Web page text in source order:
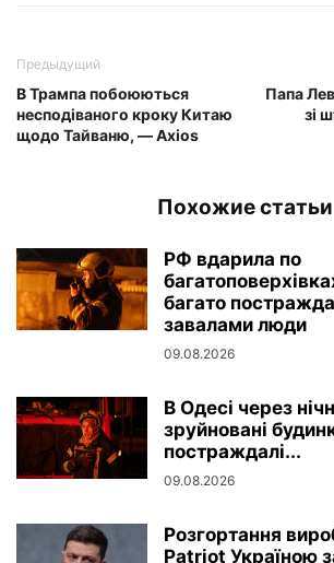
Предыдущий
В Трампа побоюються
несподіваного кроку Китаю
щодо Тайваню, — Axios
Папа
зі
Похожие статьи
РФ вдарила по
багато
завалами люди
09.08.2026
В Одесі через
зруйновані
постраждалі...
09.08.2026
Розгортання
Patriot Україною